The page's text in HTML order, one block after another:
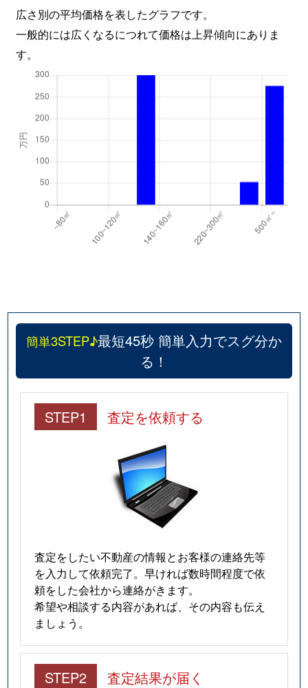
広さ別の平均価格を表したグラフです。
一般的には広くなるにつれて価格は上昇傾向にありま
す。
簡単3STEP♪最短45秒 簡単入力でスグ分か
る！
STEP1 査定を依頼する
査定をしたい不動産の情報とお客様の連絡先等
を入力して依頼完了。早ければ数時間程度で依
頼をした会社から連絡がきます。
希望や相談する内容があれば、その内容も伝え
ましょう。
STEP2 査定結果が届く